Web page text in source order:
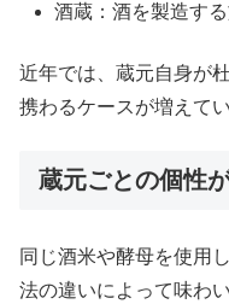
酒蔵：酒を製造す
近年では、蔵元自身が
携わるケースが増えてい
蔵元ごとの個性
同じ酒米や酵母を使用
法の違いによって味わ